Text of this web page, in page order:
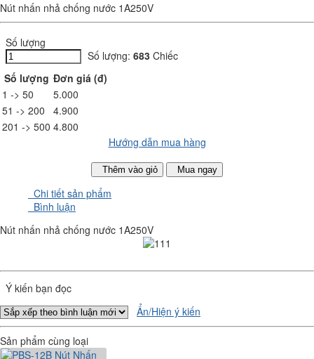
Nút nhấn nhả chống nước 1A250V
Số lượng
Số lượng: 683 Chiếc
Số lượng Đơn giá (đ)
1 -> 50
5.000
51 -> 200
4.900
201 -> 500 4.800
Hướng dẫn mua hàng
Thêm vào giỏ Mua ngay
Chi tiết sản phẩm
Bình luận
Nút nhấn nhả chống nước 1A250V
Ý kiến bạn đọc
Ẩn/Hiện ý kiến
Sản phẩm cùng loại